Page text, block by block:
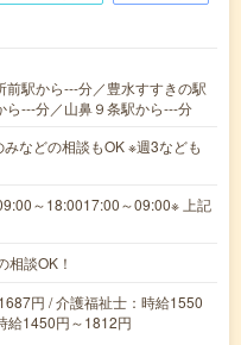
駅から---分／豊水すすきの駅
---分／山鼻９条駅から---分
などの相談もOK ※週3なども
～18:0017:00～09:00※ 上記
談OK！
円 / 介護福祉士：時給1550
給1450円～1812円